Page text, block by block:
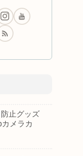
止グッズ
メラカ